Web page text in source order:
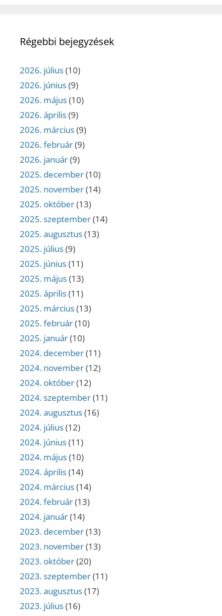
Régebbi bejegyzések
2026. július(10)
2026. június(9)
2026. május(10)
2026. április(9)
2026. március(9)
2026. február(9)
2026. január(9)
2025. december(10)
2025. november(14)
2025. október(13)
2025. szeptember(14)
2025. augusztus(13)
2025. július(9)
2025. június(11)
2025. május(13)
2025. április(11)
2025. március(13)
2025. február(10)
2025. január(10)
2024. december(11)
2024. november(12)
2024. október(12)
2024. szeptember(11)
2024. augusztus(16)
2024. július(12)
2024. június(11)
2024. május(10)
2024. április(14)
2024. március(14)
2024. február(13)
2024. január(14)
2023. december(13)
2023. november(13)
2023. október(20)
2023. szeptember(11)
2023. augusztus(17)
2023. július(16)